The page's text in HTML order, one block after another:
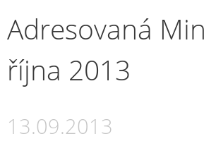
Adresovaná
října 2013
13.09.2013